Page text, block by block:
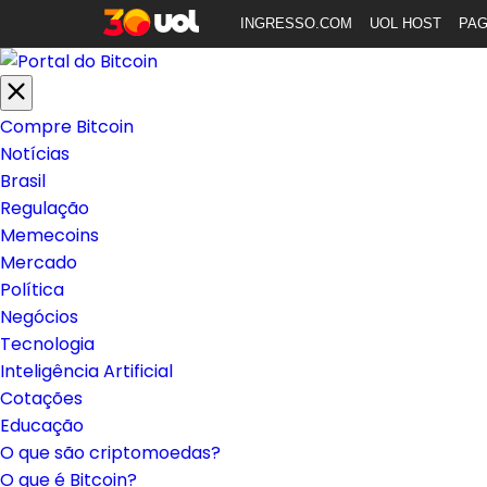
INGRESSO.COM UOL HOST
Compre Bitcoin
Notícias
Brasil
Regulação
Memecoins
Mercado
Política
Negócios
Tecnologia
Inteligência Artificial
Cotações
Educação
O que são criptomoedas?
O que é Bitcoin?